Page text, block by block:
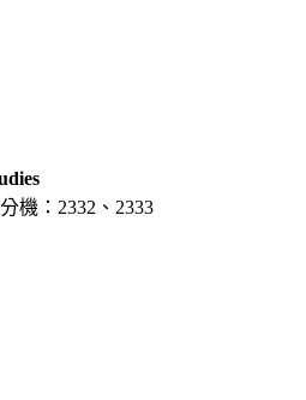
機：2332、2333